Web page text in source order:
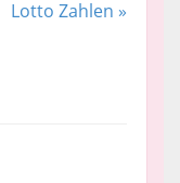
Lotto Zahlen »